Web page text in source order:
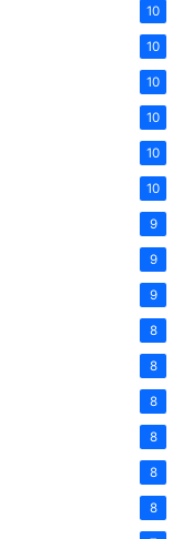
10
10
10
10
10
10
9
9
9
8
8
8
8
8
8